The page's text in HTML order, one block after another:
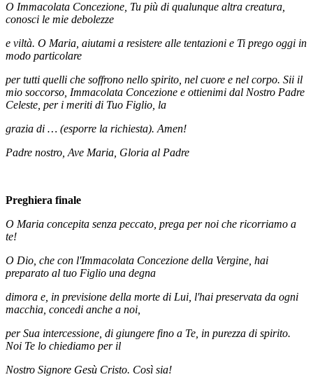
O Immacolata Concezione, Tu più di qualunque altra creatura,
conosci le mie debolezze
e viltà. O Maria, aiutami a resistere alle tentazioni e Ti prego oggi in
modo particolare
per tutti quelli che soffrono nello spirito, nel cuore e nel corpo. Sii il
mio soccorso, Immacolata Concezione e ottienimi dal Nostro Padre
Celeste, per i meriti di Tuo Figlio, la
grazia di … (esporre la richiesta). Amen!
Padre nostro, Ave Maria, Gloria al Padre
Preghiera finale
O Maria concepita senza peccato, prega per noi che ricorriamo a
te!
O Dio, che con l'Immacolata Concezione della Vergine, hai
preparato al tuo Figlio una degna
dimora e, in previsione della morte di Lui, l'hai preservata da ogni
macchia, concedi anche a noi,
per Sua intercessione, di giungere fino a Te, in purezza di spirito.
Noi Te lo chiediamo per il
Nostro Signore Gesù Cristo. Così sia!